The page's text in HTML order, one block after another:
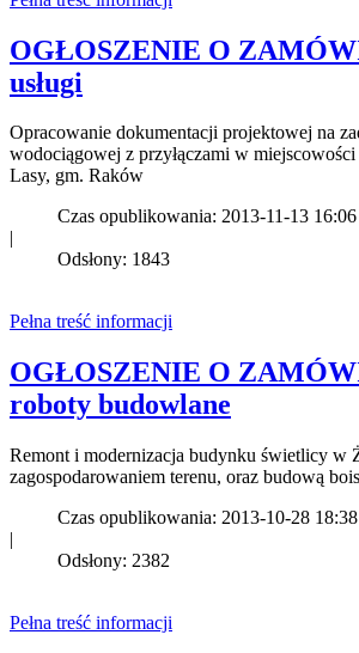
OGŁOSZENIE O
usługi
Opracowanie dokumentacji projektowej na
wodociągowej z przyłączami w
Lasy, gm. Raków
Czas opublikowania: 2013-11-13 16:06
Odsłony: 1843
Pełna treść informacji
OGŁOSZENIE O
roboty budowlane
Remont i modernizacja budynku świetlicy w
zagospodarowaniem terenu, oraz budową
Czas opublikowania: 2013-10-28 18:38
|
Odsłony: 2382
Pełna treść informacji